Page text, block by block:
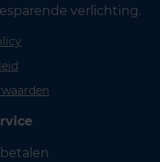
verlichting.